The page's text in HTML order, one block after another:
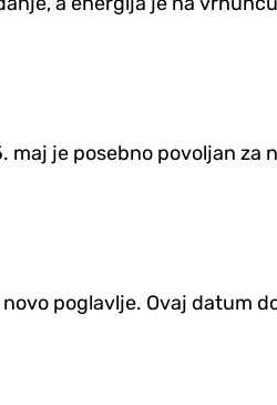
maj je posebno povoljan
poglavlje. Ovaj datum